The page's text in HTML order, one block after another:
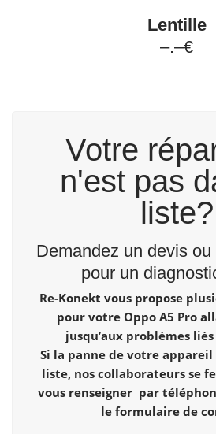
Lentille
–.–€
Votre
n'est pas
liste?
Demandez un devis
pour un
Re-Konekt vous propose
pour votre Oppo A5 Pro
jusqu’aux problèmes
Si la panne de votre appareil
liste, nos collaborateurs se
vous renseigner par
le formulaire de